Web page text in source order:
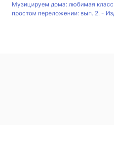
Музицируем дома: любимая
простом переложении: вып. 2. -